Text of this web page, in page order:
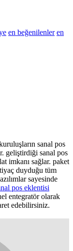
en beğenilenler en
sanal pos
geliştirdiği sanal pos
imkanı sağlar. paket
duyduğu tüm
sayesinde
pos eklentisi
entegratör olarak
edebilirsiniz.